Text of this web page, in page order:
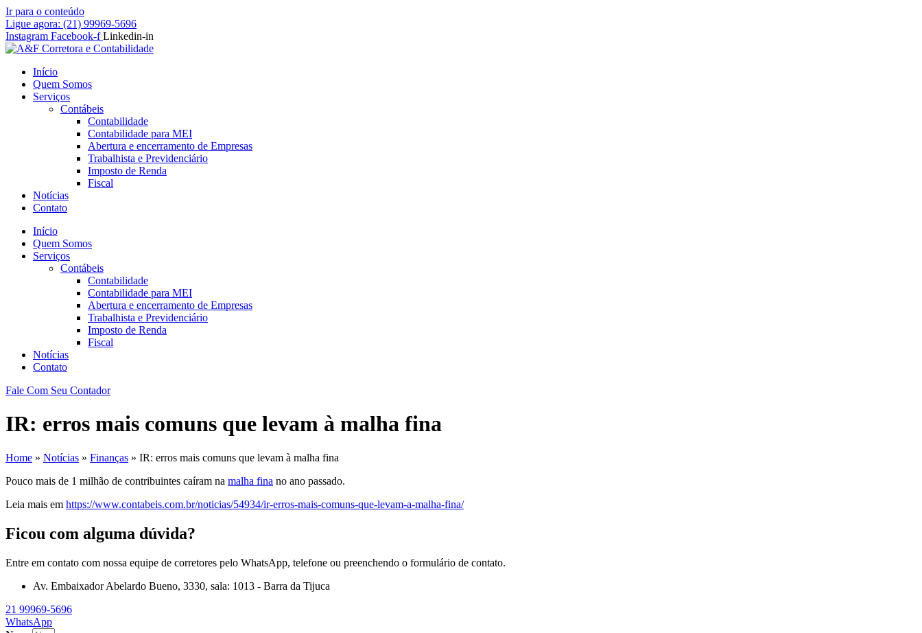
Ir para o conteúdo
Ligue agora: (21) 99969-5696
Instagram Facebook-f Linkedin-in
Início
Quem Somos
Serviços
Contábeis
Contabilidade
Contabilidade para MEI
Abertura e encerramento de Empresas
Trabalhista e Previdenciário
Imposto de Renda
Fiscal
Notícias
Contato
Início
Quem Somos
Serviços
Contábeis
Contabilidade
Contabilidade para MEI
Abertura e encerramento de Empresas
Trabalhista e Previdenciário
Imposto de Renda
Fiscal
Notícias
Contato
Fale Com Seu Contador
IR: erros mais comuns que levam à malha fina
Home » Notícias » Finanças » IR: erros mais comuns que levam à malha fina
Pouco mais de 1 milhão de contribuintes caíram na malha fina no ano passado.
Leia mais em https://www.contabeis.com.br/noticias/54934/ir-erros-mais-comuns-que-levam-a-malha-fina/
Ficou com alguma dúvida?
Entre em contato com nossa equipe de corretores pelo WhatsApp, telefone ou preenchendo o formulário de contato.
Av. Embaixador Abelardo Bueno, 3330, sala: 1013 - Barra da Tijuca
21 99969-5696
WhatsApp